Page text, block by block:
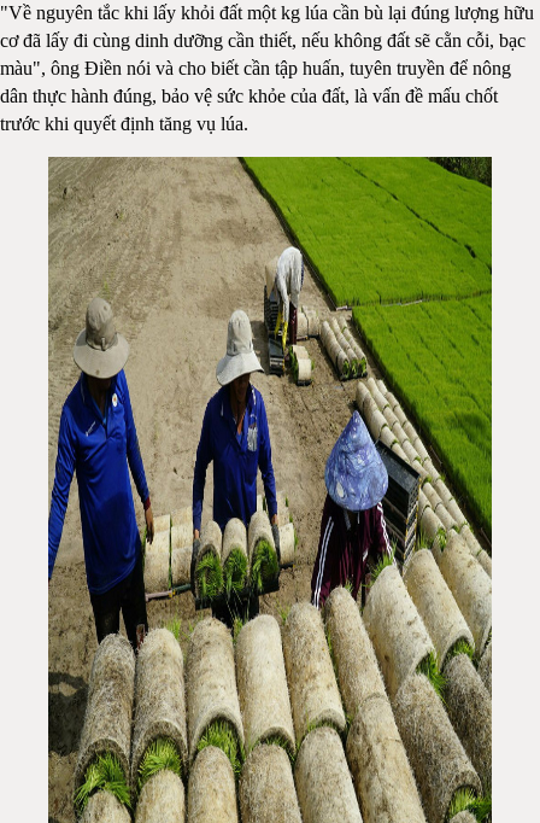
"Về nguyên tắc khi lấy khỏi đất một kg lúa cần bù lại đúng lượng hữu
cơ đã lấy đi cùng dinh dưỡng cần thiết, nếu không đất sẽ cằn cỗi, bạc
màu", ông Điền nói và cho biết cần tập huấn, tuyên truyền để nông
dân thực hành đúng, bảo vệ sức khỏe của đất, là vấn đề mấu chốt
trước khi quyết định tăng vụ lúa.